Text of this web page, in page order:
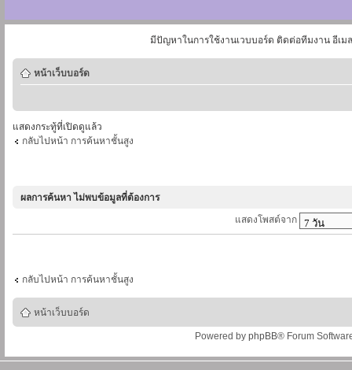
มีปัญหาในการใช้งานเวบบอร์ด ติดต่อทีมงาน อีเม
หน้าเว็บบอร์ด
แสดงกระทู้ที่เปิดดูแล้ว
กลับไปหน้า การค้นหาชั้นสูง
ผลการค้นหา ไม่พบข้อมูลที่ต้องการ
แสดงโพสต์จาก
กลับไปหน้า การค้นหาชั้นสูง
หน้าเว็บบอร์ด
Powered by phpBB® Forum